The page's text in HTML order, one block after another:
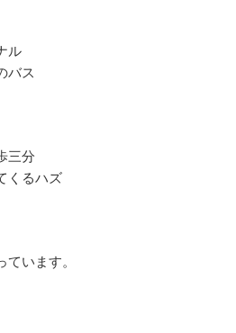
ル
バス
三分
くるハズ
います。